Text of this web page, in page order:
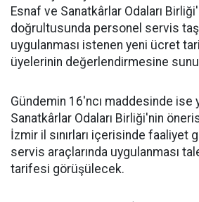
Esnaf ve Sanatkârlar Odaları
doğrultusunda personel servis
uygulanması istenen yeni ücret
üyelerinin değerlendirmesine
Gündemin 16'ncı maddesinde ise
Sanatkârlar Odaları Birliği'nin
İzmir il sınırları içerisinde faaliyet
servis araçlarında uygulanması
tarifesi görüşülecek.